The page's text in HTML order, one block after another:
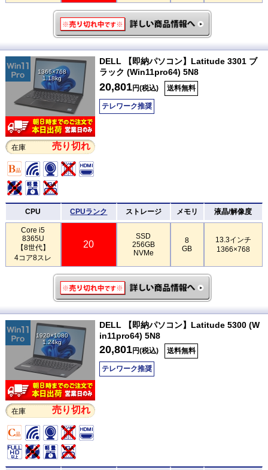
1366×768
1.18kg
在庫 売り切れ
DELL 【即納パソコン】Latitude 3301 ブ
ラック (Win11pro64) 5N8
20,801円(税込) 送料無料
テレワーク推奨
CPU CPUランク ストレージ メモリ 液晶/解像度
Core i5
8365U
【8世代】
4コア8スレ
20
SSD
256GB
NVMe
8
GB
13.3インチ
1366×768
1920×1080
1.24kg
在庫 売り切れ
DELL 【即納パソコン】Latitude 5300 (W
in11pro64) 5N8
20,801円(税込) 送料無料
テレワーク推奨